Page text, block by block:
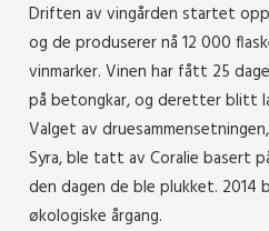
Driften av vingården startet
og de produserer nå 12 000
vinmarker. Vinen har fått 25
på betongkar, og deretter blitt
Valget av
Syra, ble tatt av Coralie basert
den dagen de ble plukket. 2014
økologiske årgang.